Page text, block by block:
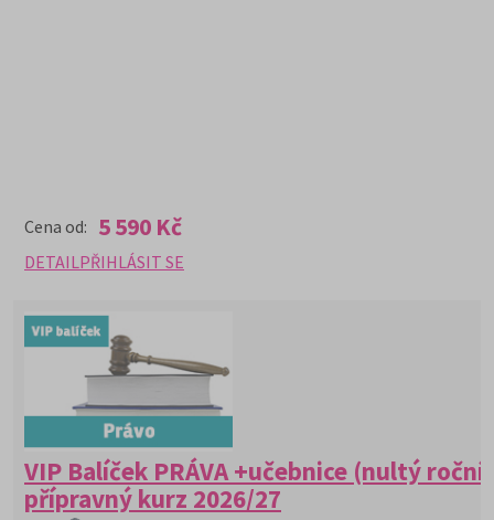
Cena od: 5 590 Kč
DETAILPŘIHLÁSIT SE
VIP Balíček PRÁVA +učebnice (nultý
přípravný kurz 2026/27